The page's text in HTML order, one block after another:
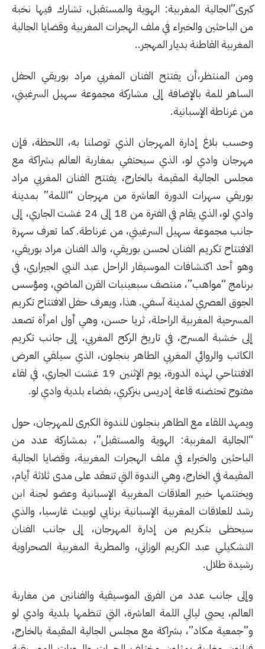
كبرى”الجالية المغربية: الهوية والمستقبل، تشارك فيها نخبة
من الباحثين والخبراء في ملف الهجرات المغربية وقضايا الجالية
المغربية القاطنة بديار المهجر..
ومن المنتظر،أن يفتتح الفنان المغربي مراد بوريقي الحفل
الساهر للمة بالإضافة إلى مشاركة مجموعة سهيل السرغيني،
من غرناطة الإسبانية.
وحسب بلاغ إدارة المهرجان الذي توصلنا به، اللحظة، فإن
مهرجان وادي لو، الذي سيحتفي بمغاربة العالم بشراكة مع
مجلس الجالية المقيمة بالخارج، يفتتح الفنان المغربي مراد
بوريقي سهرات الدورة العاشرة من مهرجان “اللمة” بمدينة
وادي لو، الذي يقام في الفترة من 18 إلى 24 غشت الجاري، إلى
جانب مجموعة سهيل السرغيني، من غرناطة. كما تعرف سهرة
الافتتاح تكريم الفنان لحسن بوريقي، والد الفنان مراد بوريقي،
وهو أحد اكتشافات الموسيقار الراحل عبد النبي الجيراري، في
برنامج “مواهب”، منتصف سبعينبات القرن الماضي، ومؤسس
الجوق العصري لمدينة آسفي. هذا، ويعرف حفل الافتتاح تكريم
المسرحية المغربية الراحلة، ثريا حسن، وهي أول امرأة تصعد
إلى خشبة المسرح، في تاريخ الركح المغربي، إلى جانب تكريم
الكاتب والروائي المغربي الطاهر بنجلون، الذي سيلقي العرض
الافتتاحي لهذه الدورة، يوم الإثنين 19 غشت الجاري، في لقاء
مفتوح تحتضنه قاعة إدريس بنزكري، بفضاء بلدية وادي لو.
ويمهد اللقاء مع الطاهر بنجلون للندوة الكبرى للمهرجان، حول
“الجالية المغربية: الهوية والمستقبل”، بمشاركة عدد من
الباحثين والخبراء في ملف الهجرات المغربية، وقضايا الجالية
المقيمة في الخارج، وهي الندوة التي تنعقد على مدى ثلاثة أيام،
ويختتمها خبير العلاقات المغربية الإسبانية وعضو لجنة ابن
رشد للعلاقات المغربية الإسبانية برنابي لوبيث غارسيا، والذي
سيحظى بتكريم من إدارة المهرجان، إلى جانب الفنان
التشكيلي عبد الكريم الوزاني، والمطربة المغربية الصحراوية
رشيدة طلال.
وإلى جانب عدد من الفرق الموسيقية والفنانين من مغاربة
العالم، يحيي ليالي اللمة العاشرة، التي تنظمها بلدية وادي لو
و”جمعية مكاد”، بشراكة مع مجلس الجالية المقيمة بالخارج،